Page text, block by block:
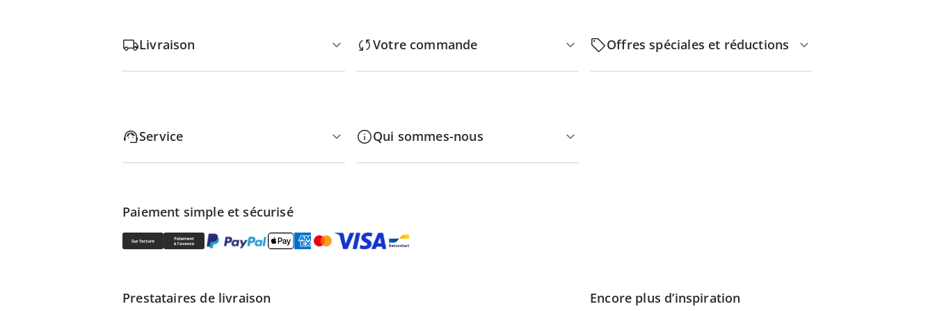
Livraison Votre commande Offres spéciales et réductions
Service Qui sommes-nous
Paiement simple et sécurisé
Prestataires de livraison Encore plus d’inspiration